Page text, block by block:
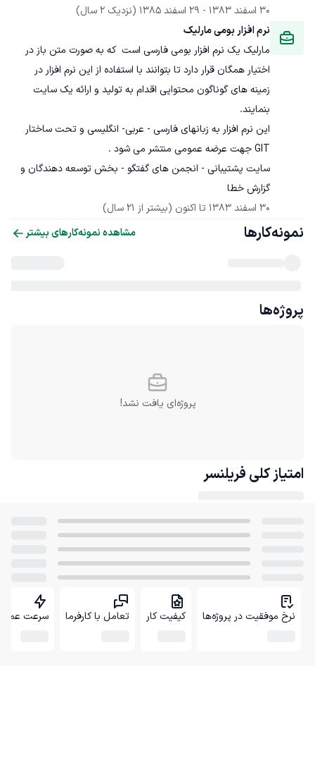
30 اسفند 1383
- 29 اسفند 1385
(نزدیک 2 سال)
نرم افزار بومی مارلیک
مارلیک یک نرم افزار بومی فارسی است  که به صورت متن باز در
اختیار همگان قرار دارد تا بتوانند با استفاده از این نرم افزار در
زمینه های گوناگون محتوایی اقدام به تولید و ارائه یک سایت
این نرم افزار به زبانهای فارسی - عربی- انگلیسی و تحت ساختار
سایت پشتیبانی - انجمن های گفتگو - بخش توسعه دهندگان و
گزارش خطا
30 اسفند 1383
تا اکنون (بیشتر از 21 سال)
نمونه‌کارها مشاهده نمونه‌کارهای بیشتر
پروژه‌ها
پروژه‌ای یافت نشد!
امتیاز کلی فریلنسر
نرخ موفقیت در پروژه‌ها کیفیت کار تعامل با کارفرما سرعت عمل